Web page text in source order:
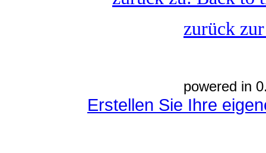
zurück
powered in
Erstellen Sie Ihre